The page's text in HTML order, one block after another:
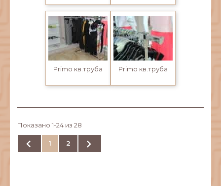
Primo кв.труба Primo кв.труба
Показано 1-24 из 28
 1 2 